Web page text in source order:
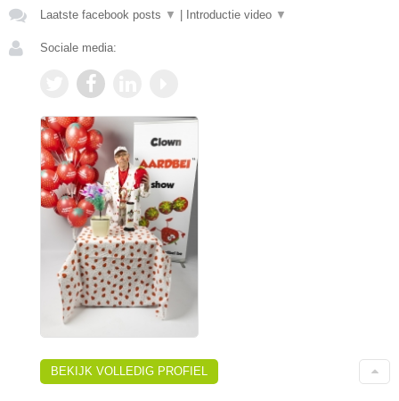
Laatste facebook posts ▼ Introductie video ▼
Sociale media:
BEKIJK VOLLEDIG PROFIEL